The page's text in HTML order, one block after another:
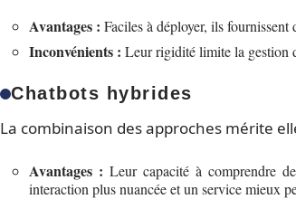
Avantages : Faciles à déployer, ils fournissent
Inconvénients : Leur rigidité limite la gestion
Chatbots hybrides
La combinaison des approches mérite
Avantages : Leur capacité à comprendre
interaction plus nuancée et un service mieux